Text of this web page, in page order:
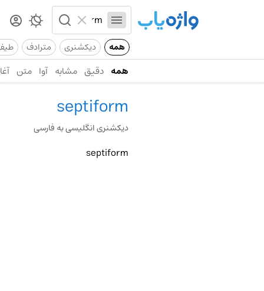
همه دیکشنری مترادف
همه دقیق مشابه آوا متن
septiform
دیکشنری انگلیسی به فارسی
septiform